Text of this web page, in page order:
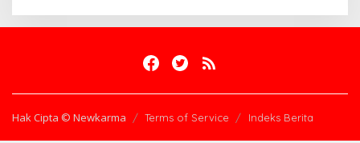
Hak Cipta © Newkarma Terms of Service Indeks Berita